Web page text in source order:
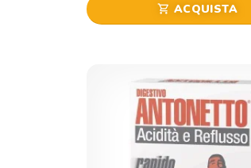
shopping_cart ACQUISTA